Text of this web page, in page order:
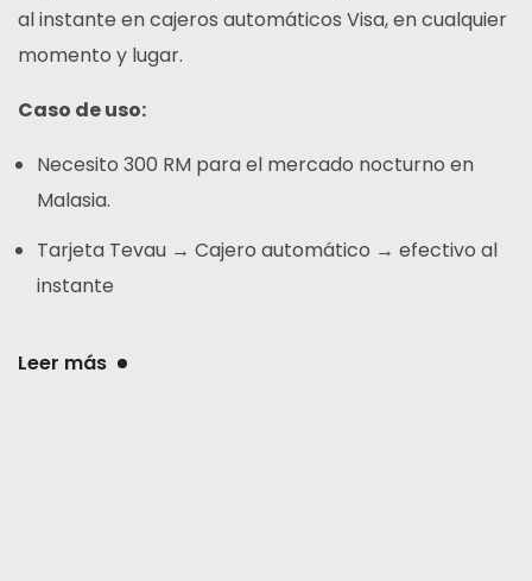
al instante en cajeros automáticos Visa, en cualquier
momento y lugar.
Caso de uso:
Necesito 300 RM para el mercado nocturno en
Malasia.
Tarjeta Tevau → Cajero automático → efectivo al
instante
Leer más